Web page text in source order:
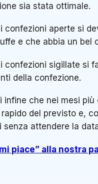
sia stata ottimale.
confezioni aperte si
e che abbia un bel
confezioni sigillate si
della confezione.
infine che nei mesi
del previsto e,
senza attendere la
piace” alla nostra